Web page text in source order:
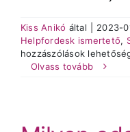
Kiss Anikó által 2023-
Helpfordesk ismertető,
hozzászólások
Olvass tovább